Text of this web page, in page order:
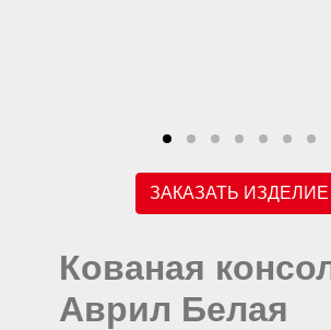
ЗАКАЗАТЬ ИЗДЕЛИЕ
Кованая
Аврил Белая